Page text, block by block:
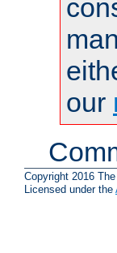
our
Copyright 2016
Licensed under the